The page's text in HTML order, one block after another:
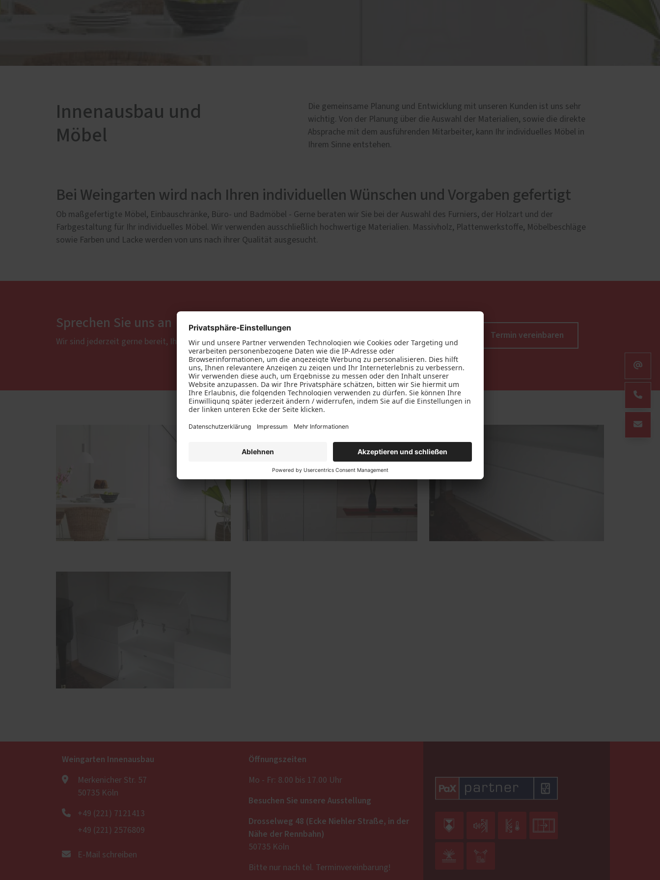
Innenausbau und
Möbel
Die gemeinsame Planung und Entwicklung mit unseren Kunden ist uns sehr
wichtig. Von der Planung über die Auswahl der Materialien, sowie die direkte
Absprache mit dem ausführenden Mitarbeiter, kann Ihr individuelles Möbel in
Ihrem Sinne entstehen.
Bei Weingarten wird nach Ihren individuellen Wünschen und Vorgaben gefertigt
Ob maßgefertigte Möbel, Einbauschränke, Büro- und Badmöbel - Gerne beraten wir Sie bei der Auswahl des Furniers, der Holzart und der
Farbgestaltung für Ihr individuelles Möbel. Wir verwenden ausschließlich hochwertige Materialien. Massivholz, Plattenwerkstoffe, Möbelbeschläge
sowie Farben und Lacke werden von uns nach ihrer Qualität ausgesucht.
Sprechen Sie uns an
Wir sind jederzeit gerne bereit, Ihre Vorstellungen und Wünsche zu besprechen und zu konkretisieren.
Termin vereinbaren
Weingarten Innenausbau
Merkenicher Str. 57
50735 Köln
+49 (221) 7121413
+49 (221) 2576809
E-Mail schreiben
Öffnungszeiten
Mo - Fr: 8.00 bis 17.00 Uhr
Besuchen Sie unsere Ausstellung
Drosselweg 48 (Ecke Niehler Straße, in der
Nähe der Rennbahn)
50735 Köln
Bitte nur nach tel. Terminvereinbarung!
   
 